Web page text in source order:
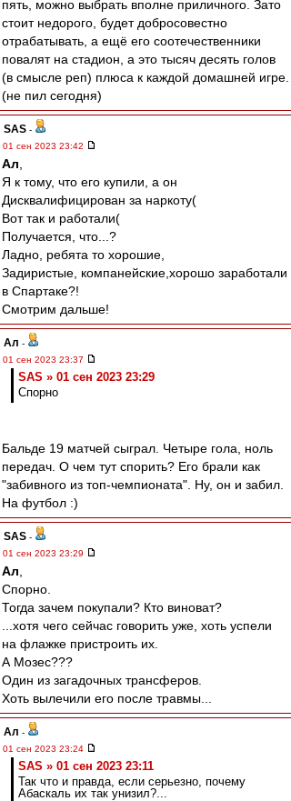
пять, можно выбрать вполне приличного. Зато
стоит недорого, будет добросовестно
отрабатывать, а ещё его соотечественники
повалят на стадион, а это тысяч десять голов
(в смысле реп) плюса к каждой домашней игре.
(не пил сегодня)
SAS -
01 сен 2023 23:42
Ал
Я к тому, что его купили, а он
Дисквалифицирован за наркоту(
Вот так и работали(
Получается, что...?
Ладно, ребята то хорошие,
Задиристые, компанейские,хорошо заработали
в Спартаке?!
Смотрим дальше!
Ал -
01 сен 2023 23:37
SAS » 01 сен 2023 23:29
Спорно
Бальде 19 матчей сыграл. Четыре гола, ноль
передач. О чем тут спорить? Его брали как
"забивного из топ-чемпионата". Ну, он и забил.
На футбол :)
SAS -
01 сен 2023 23:29
Ал
Спорно.
Тогда зачем покупали? Кто виноват?
...хотя чего сейчас говорить уже, хоть успели
на флажке пристроить их.
А Мозес???
Один из загадочных трансферов.
Хоть вылечили его после травмы...
Ал -
01 сен 2023 23:24
SAS » 01 сен 2023 23:11
Так что и правда, если серьезно, почему
Абаскаль их так унизил?...